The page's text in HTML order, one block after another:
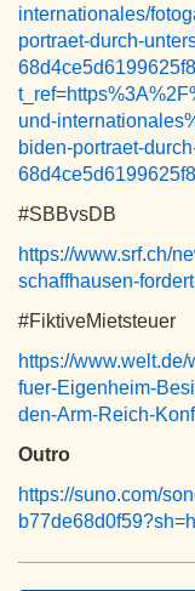
internationales/
portraet-durch-
und-
biden-portraet-
#SBBvsDB
https://www.srf.ch/
schaffhausen-
#FiktiveMietsteuer
https://
fuer-Eigenheim-
den-Arm-Reich-
Outro
https://suno.com/